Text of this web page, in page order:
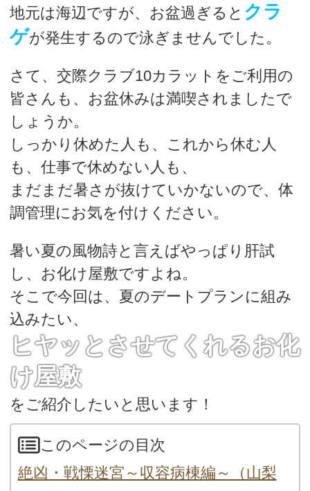
地元は海辺ですが、お盆過ぎると クラ
ゲが発生するので泳ぎませんでした。
さて、交際クラブ10カラットをご利用の
皆さんも、お盆休みは満喫されましたで
しょうか。
しっかり休めた人も、これから休む人
も、仕事で休めない人も、
まだまだ暑さが抜けていかないので、体
調管理にお気を付けください。
暑い夏の風物詩と言えばやっぱり肝試
し、お化け屋敷ですよね。
そこで今回は、夏のデートプランに組み
込みたい、
ヒヤッとさせてくれるお化
け屋敷
をご紹介したいと思います！
このページの目次
絶凶・戦慄迷宮～収容病棟編～（山梨